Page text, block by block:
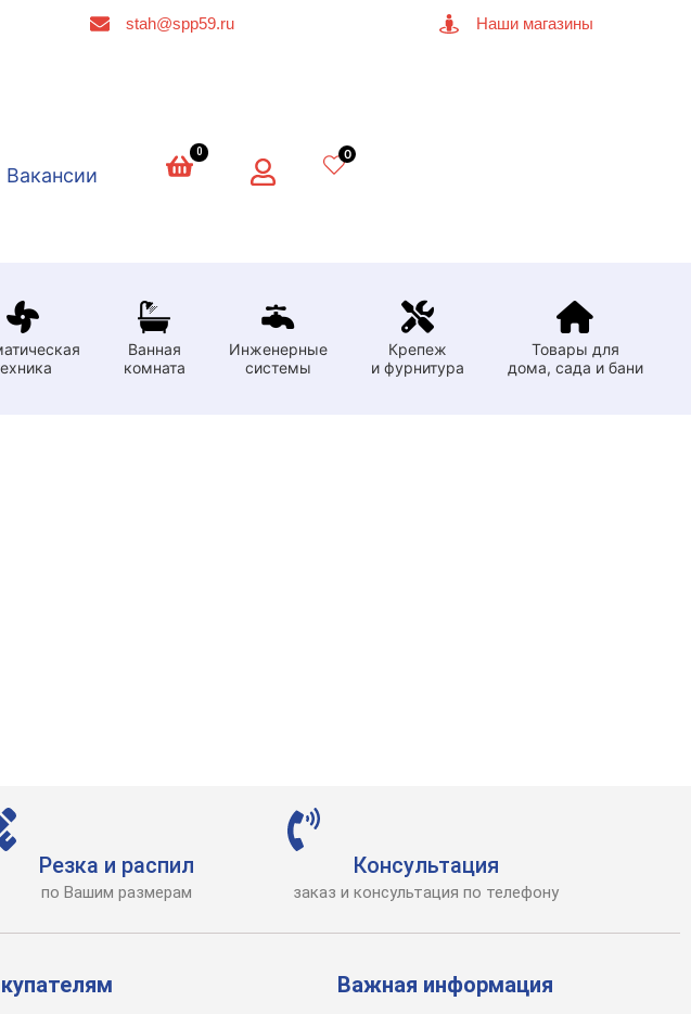
stah@spp59.ru Наши магазины
Вакансии
0 0
Ванная
комната
Инженерные
системы
Крепеж
и фурнитура
Товары для
дома, сада и бани
Резка и распил
по Вашим размерам
Консультация
заказ и консультация по телефону
Важная информация